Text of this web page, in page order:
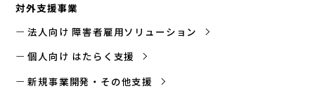
対外支援事業
法人向け 障害者雇用ソリューション
個人向け はたらく支援
新規事業開発・その他支援